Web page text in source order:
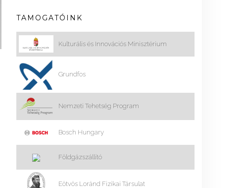
TAMOGATÓINK
Kulturális és Innovációs Minisztérium
Grundfos
Nemzeti Tehetség Program
Bosch Hungary
Földgázszállító
Eötvös Loránd Fizikai Társulat